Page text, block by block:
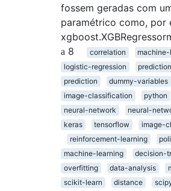
fossem geradas com
paramétrico como, por
8
correlation
logistic-regression
prediction
prediction
dummy-variables
image-classification
python
neural-network
neural-
keras
tensorflow image-
reinforcement-learning
machine-learning
decision-
overfitting
data-analysis
scikit-learn
distance